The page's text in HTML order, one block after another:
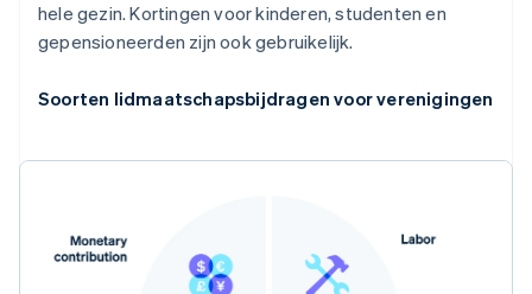
hele gezin. Kortingen voor kinderen, studenten en
gepensioneerden zijn ook gebruikelijk.
Soorten lidmaatschapsbijdragen voor verenigingen